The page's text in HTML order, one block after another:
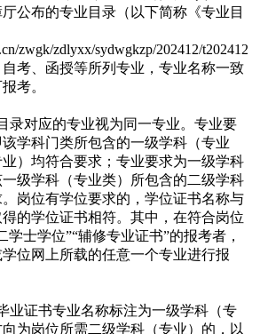
公布的专业目录（以下简称《专业目
zwgk/zdlyxx/sydwgkzp/202412/
考、函授等所列专业，专业名称一致
考。
对应的专业视为同一专业。专业要
学科门类所包含的一级学科（专业
）均符合要求；专业要求为一级学科
一级学科（专业类）所包含的二级学科
。岗位有学位要求的，学位证书名称与
的学位证书相符。其中，在符合岗位
学士学位”“辅修专业证书”的报考者，
位网上所载的任意一个专业进行报
证书专业名称标注为一级学科（专
为岗位所需二级学科（专业）的，以